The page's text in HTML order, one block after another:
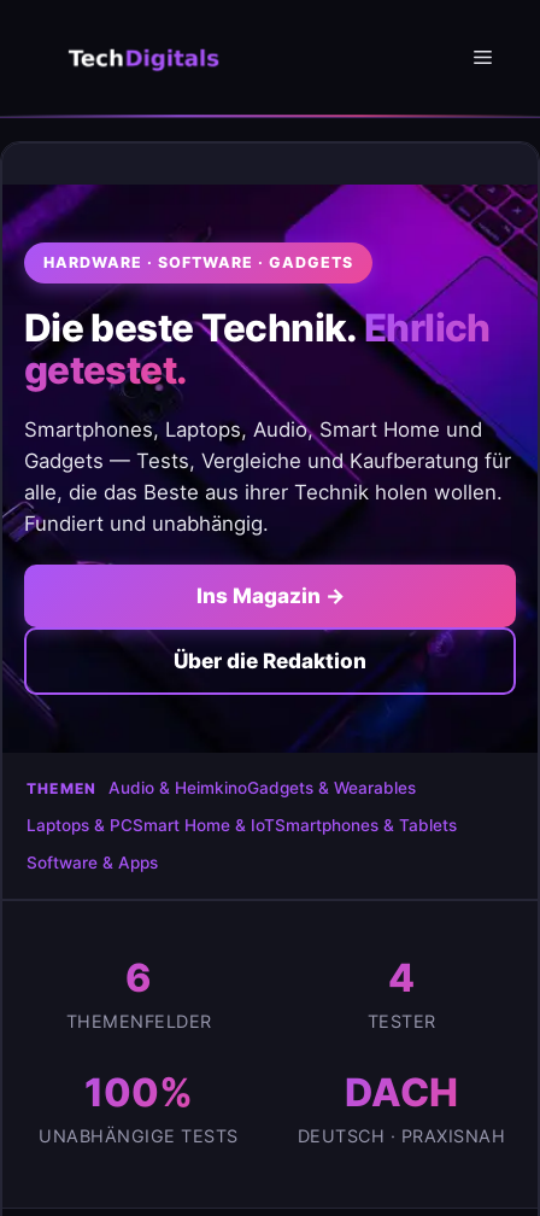
Menü
HARDWARE · SOFTWARE · GADGETS
Die beste Technik.Ehrlich
getestet.
Smartphones, Laptops, Audio, Smart Home und
Gadgets — Tests, Vergleiche und Kaufberatung für
alle, die das Beste aus ihrer Technik holen wollen.
Fundiert und unabhängig.
Ins Magazin →
Über die Redaktion
THEMEN Audio & HeimkinoGadgets & Wearables
Laptops & PCSmart Home & IoTSmartphones & Tablets
Software & Apps
6
THEMENFELDER
4
TESTER
100%
UNABHÄNGIGE TESTS
DACH
DEUTSCH · PRAXISNAH